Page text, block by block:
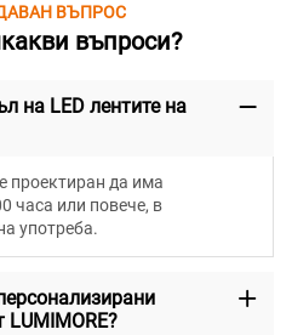
ВЪПРОС
въпроси?
на LED лентите на
проектиран да има
часа или повече, в
употреба.
LUMIMORE?